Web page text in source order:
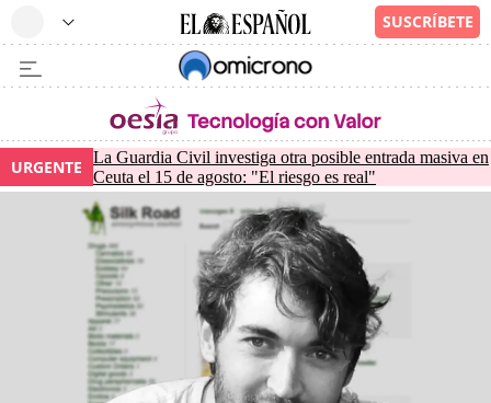
URGENTE
La Guardia Civil investiga otra posible entrada masiva en
Ceuta el 15 de agosto: "El riesgo es real"